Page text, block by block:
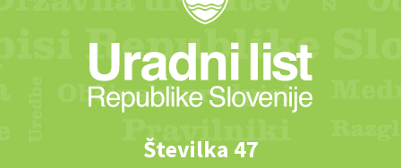
Številka 47